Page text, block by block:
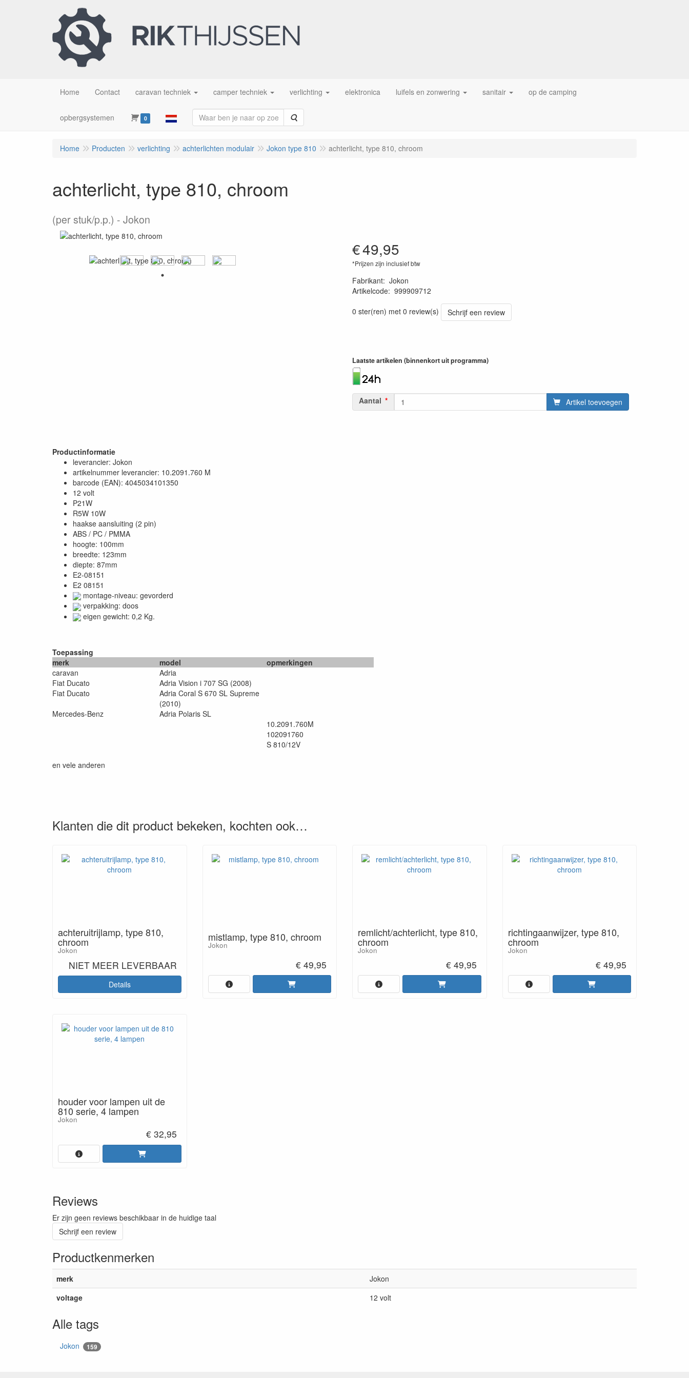
Home Contact caravan techniek camper techniek verlichting elektronica luifels en zonwering sanitair op de camping
opbergsystemen 0 Zoeken
Home Producten verlichting achterlichten modulair Jokon type 810 achterlicht, type 810, chroom
achterlicht, type 810, chroom
(per stuk/p.p.) Jokon
€49,95
*Prijzen zijn inclusief btw
Fabrikant: Jokon
Artikelcode: 999909712
0 ster(ren) met 0 review(s)
Schrijf een review
Laatste artikelen (binnenkort uit programma)
Aantal Artikel toevoegen
Productinformatie
leverancier: Jokon
artikelnummer leverancier: 10.2091.760 M
barcode (EAN): 4045034101350
12 volt
P21W
R5W 10W
haakse aansluiting (2 pin)
ABS / PC / PMMA
hoogte: 100mm
breedte: 123mm
diepte: 87mm
E2-08151
E2 08151
montage-niveau: gevorderd
verpakking: doos
eigen gewicht: 0,2 Kg.
Toepassing
merk
model
opmerkingen
caravan
Adria
Fiat Ducato
Adria Vision i 707 SG (2008)
Fiat Ducato
Adria Coral S 670 SL Supreme
(2010)
Mercedes-Benz
Adria Polaris SL
10.2091.760M
102091760
S 810/12V
en vele anderen
Klanten die dit product bekeken, kochten ook…
achteruitrijlamp, type 810,
chroom
Jokon
NIET MEER LEVERBAAR
Details
mistlamp, type 810, chroom
Jokon
€ 49,95
remlicht/achterlicht, type 810,
chroom
Jokon
€ 49,95
richtingaanwijzer, type 810,
chroom
Jokon
€ 49,95
houder voor lampen uit de
810 serie, 4 lampen
Jokon
€ 32,95
Reviews
Er zijn geen reviews beschikbaar in de huidige taal
Schrijf een review
Productkenmerken
merk
Jokon
voltage
12 volt
Alle tags
Jokon 159